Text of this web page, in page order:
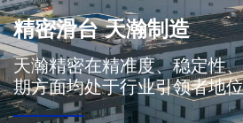
精密滑台 天瀚制造
天瀚精密在精准度、稳定性
期方面均处于行业引领者地位